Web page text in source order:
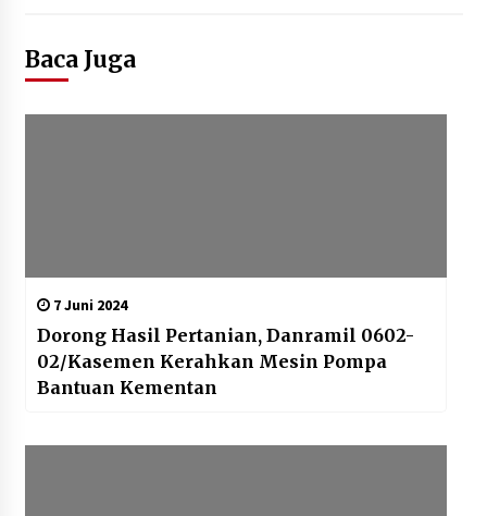
Baca Juga
7 Juni 2024
Dorong Hasil Pertanian, Danramil 0602-
02/Kasemen Kerahkan Mesin Pompa
Bantuan Kementan